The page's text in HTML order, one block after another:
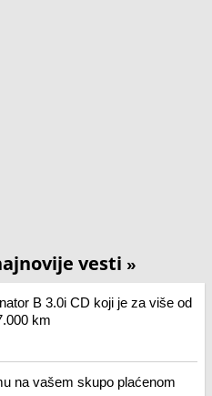
vesti »
B 3.0i CD koji je za više od
km
na vašem skupo plaćenom